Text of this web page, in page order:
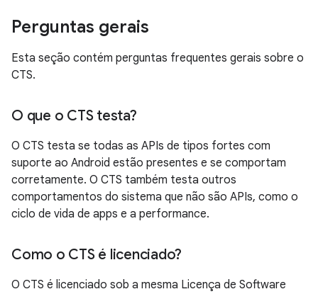
Perguntas gerais
Esta seção contém perguntas frequentes gerais sobre o
CTS.
O que o CTS testa?
O CTS testa se todas as APIs de tipos fortes com
suporte ao Android estão presentes e se comportam
corretamente. O CTS também testa outros
comportamentos do sistema que não são APIs, como o
ciclo de vida de apps e a performance.
Como o CTS é licenciado?
O CTS é licenciado sob a mesma Licença de Software